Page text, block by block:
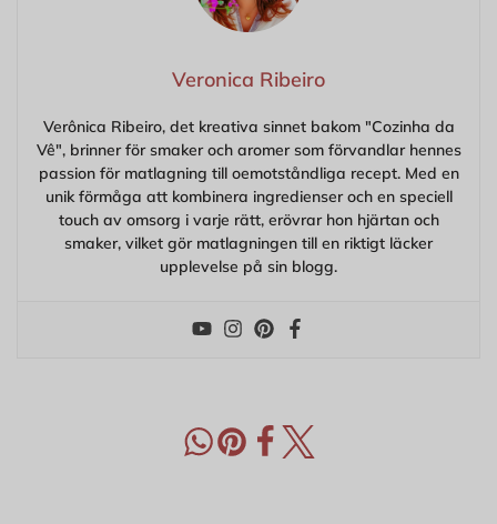
Veronica Ribeiro
Verônica Ribeiro, det kreativa sinnet bakom "Cozinha da
Vê", brinner för smaker och aromer som förvandlar hennes
passion för matlagning till oemotståndliga recept. Med en
unik förmåga att kombinera ingredienser och en speciell
touch av omsorg i varje rätt, erövrar hon hjärtan och
smaker, vilket gör matlagningen till en riktigt läcker
upplevelse på sin blogg.